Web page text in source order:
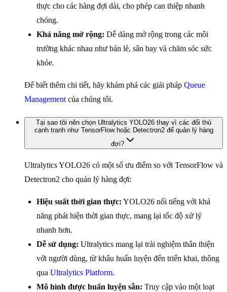
thực cho các hàng đợi dài, cho phép can thiệp nhanh
chóng.
Khả năng mở rộng: Dễ dàng mở rộng trong các môi
trường khác nhau như bán lẻ, sân bay và chăm sóc sức
khỏe.
Để biết thêm chi tiết, hãy khám phá các giải pháp Queue
Management của chúng tôi.
Tại sao tôi nên chọn Ultralytics YOLO26 thay vì các đối thủ
cạnh tranh như TensorFlow hoặc Detectron2 để quản lý hàng
đợi?
Ultralytics YOLO26 có một số ưu điểm so với TensorFlow và
Detectron2 cho quản lý hàng đợi:
Hiệu suất thời gian thực: YOLO26 nổi tiếng với khả
năng phát hiện thời gian thực, mang lại tốc độ xử lý
nhanh hơn.
Dễ sử dụng: Ultralytics mang lại trải nghiệm thân thiện
với người dùng, từ khâu huấn luyện đến triển khai, thông
qua Ultralytics Platform.
Mô hình được huấn luyện sẵn: Truy cập vào một loạt